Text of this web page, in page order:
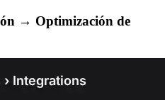
→ Optimización de